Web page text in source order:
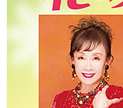
お問い合わせ